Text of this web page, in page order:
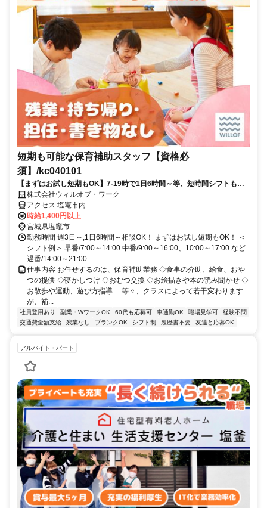
短期も可能な保育補助スタッフ【資格必
須】/kc040101
【まずはお試し短期もOK】7-19時で1日6時間～等、短時間シフトも
OK！【ミドル・シニア応援】
株式会社ウィルオブ・ワーク
アクセス 塩竃市内
時給1,400円以上
宮城県塩竈市
勤務時間 週3日～,1日6時間～相談OK！ まずはお試し短期もOK！ ＜
シフト例＞ 早番/7:00～14:00 中番/9:00～16:00、10:00～17:00 など
遅番/14:00～21:00...
仕事内容 お任せするのは、保育補助業務 ◇食事の介助、給食、おや
つの提供 ◇寝かしつけ ◇おむつ交換 ◇お絵描きや本の読み聞かせ ◇
お散歩や運動、遊び方指導 …等々、クラスによって若干変わります
が、補...
社員登用あり 副業・WワークOK 60代も応募可 車通勤OK 職場見学可
経験不問
交通費全額支給
残業なし ブランクOK シフト制 履歴書不要 友達と応募OK
アルバイト・パート